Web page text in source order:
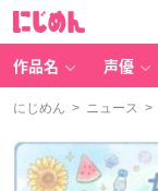
作品名 声優
にじめん > ニュース >